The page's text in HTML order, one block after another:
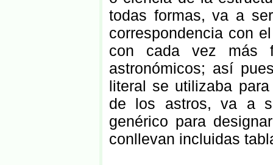
todas formas, va a
correspondencia con
con cada vez más
astronómicos; así
literal se utilizaba
de los astros, va a
genérico para
conllevan incluidas